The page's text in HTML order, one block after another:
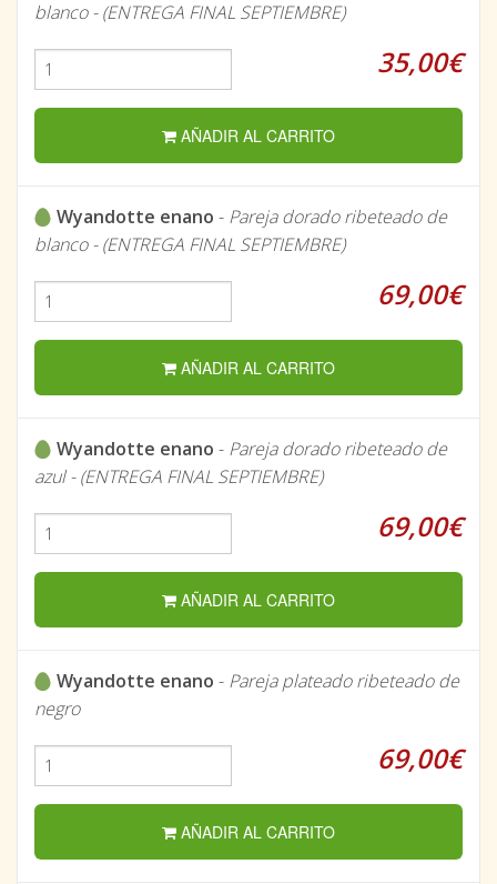
blanco - (ENTREGA FINAL SEPTIEMBRE)
35,00€
AÑADIR AL CARRITO
Wyandotte enano - Pareja dorado ribeteado de
blanco - (ENTREGA FINAL SEPTIEMBRE)
69,00€
AÑADIR AL CARRITO
Wyandotte enano - Pareja dorado ribeteado de
azul - (ENTREGA FINAL SEPTIEMBRE)
69,00€
AÑADIR AL CARRITO
Wyandotte enano - Pareja plateado ribeteado de
negro
69,00€
AÑADIR AL CARRITO